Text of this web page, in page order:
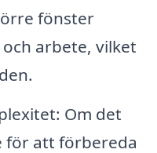
fönster
arbete, vilket
Om det
för att förbereda